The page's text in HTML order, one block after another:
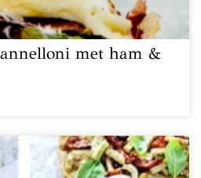
met ham &